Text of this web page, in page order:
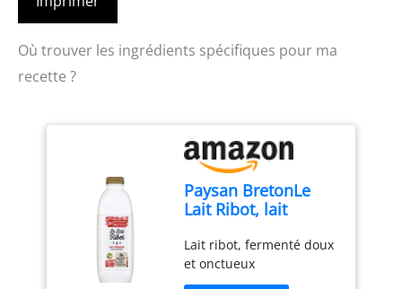
Où trouver les ingrédients spécifiques pour ma
recette ?
Paysan BretonLe
Lait Ribot, lait
Lait ribot, fermenté doux
et onctueux